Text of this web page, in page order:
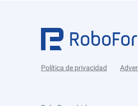
Política de privacidad